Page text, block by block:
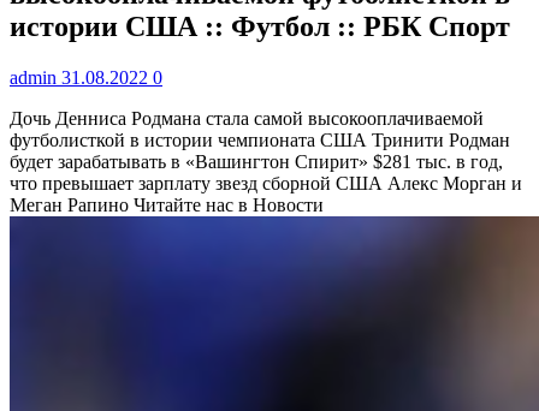
истории США :: Футбол :: РБК Спорт
admin 31.08.2022 0
Дочь Денниса Родмана стала самой высокооплачиваемой
футболисткой в истории чемпионата США Тринити Родман
будет зарабатывать в «Вашингтон Спирит» $281 тыс. в год,
что превышает зарплату звезд сборной США Алекс Морган и
Меган Рапино Читайте нас в Новости